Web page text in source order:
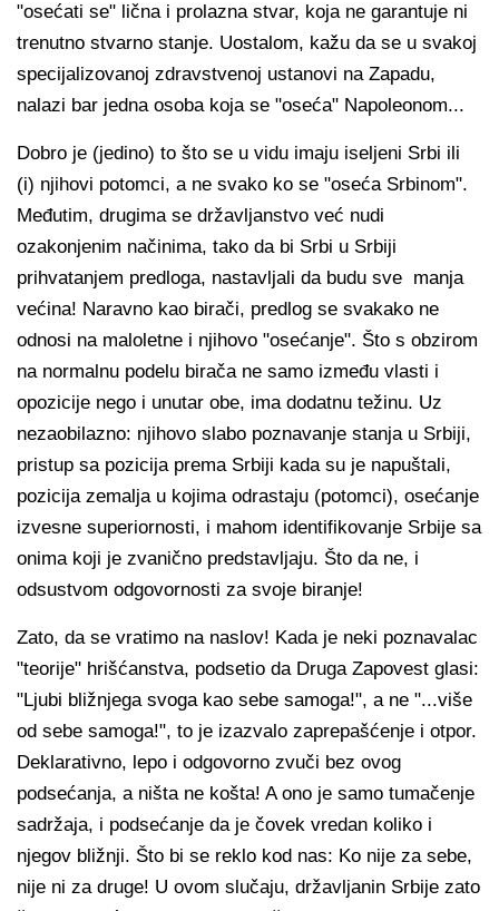
"osećati se" lična i prolazna stvar, koja ne garantuje ni
trenutno stvarno stanje. Uostalom, kažu da se u svakoj
specijalizovanoj zdravstvenoj ustanovi na Zapadu,
nalazi bar jedna osoba koja se "oseća" Napoleonom...
Dobro je (jedino) to što se u vidu imaju iseljeni Srbi ili
(i) njihovi potomci, a ne svako ko se "oseća Srbinom".
Međutim, drugima se državljanstvo već nudi
ozakonjenim načinima, tako da bi Srbi u Srbiji
prihvatanjem predloga, nastavljali da budu sve manja
većina! Naravno kao birači, predlog se svakako ne
odnosi na maloletne i njihovo "osećanje". Što s obzirom
na normalnu podelu birača ne samo između vlasti i
opozicije nego i unutar obe, ima dodatnu težinu. Uz
nezaobilazno: njihovo slabo poznavanje stanja u Srbiji,
pristup sa pozicija prema Srbiji kada su je napuštali,
pozicija zemalja u kojima odrastaju (potomci), osećanje
izvesne superiornosti, i mahom identifikovanje Srbije sa
onima koji je zvanično predstavljaju. Što da ne, i
odsustvom odgovornosti za svoje biranje!
Zato, da se vratimo na naslov! Kada je neki poznavalac
"teorije" hrišćanstva, podsetio da Druga Zapovest glasi:
"Ljubi bližnjega svoga kao sebe samoga!", a ne "...više
od sebe samoga!", to je izazvalo zaprepašćenje i otpor.
Deklarativno, lepo i odgovorno zvuči bez ovog
podsećanja, a ništa ne košta! A ono je samo tumačenje
sadržaja, i podsećanje da je čovek vredan koliko i
njegov bližnji. Što bi se reklo kod nas: Ko nije za sebe,
nije ni za druge! U ovom slučaju, državljanin Srbije zato